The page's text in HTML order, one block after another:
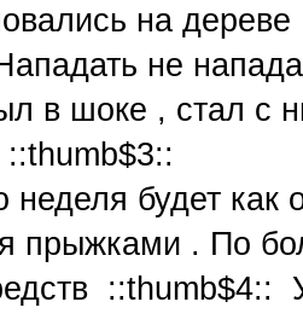
на дереве
не
в шоке , стал с
неделя будет как
прыжками . По
::thumb$4::